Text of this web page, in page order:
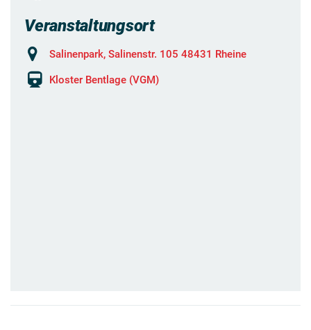
Veranstaltungsort
Salinenpark, Salinenstr. 105 48431 Rheine
Kloster Bentlage (VGM)